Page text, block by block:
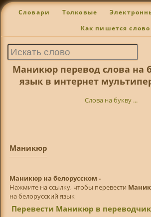
Словари Толковые
Как пишется слово
Маникюр перевод слова на
язык в интернет
Слова на букву ...
Маникюр
Маникюр на белорусском -
Нажмите на ссылку, чтобы перевести
на белорусский язык
Перевести Маникюр в